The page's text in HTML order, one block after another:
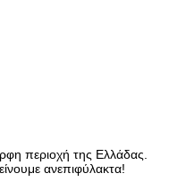
περιοχή της Ελλάδας.
ανεπιφύλακτα!